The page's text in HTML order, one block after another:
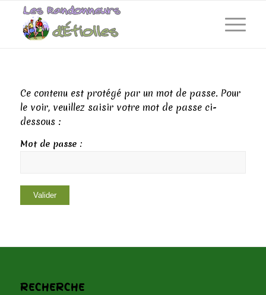
Ce contenu est protégé par un mot de passe. Pour
le voir, veuillez saisir votre mot de passe ci-
dessous :
Mot de passe :
RECHERCHE